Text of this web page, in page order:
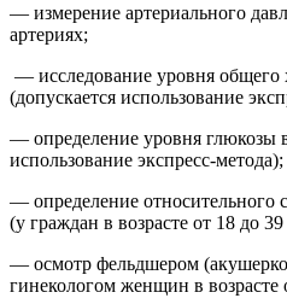
— измерение артериального
артериях;
— исследование уровня общего
(допускается использование
— определение уровня глюкозы
использование экспресс-метода);
— определение относительного
(у граждан в возрасте от 18 до
— осмотр фельдшером
гинекологом женщин в возрасте